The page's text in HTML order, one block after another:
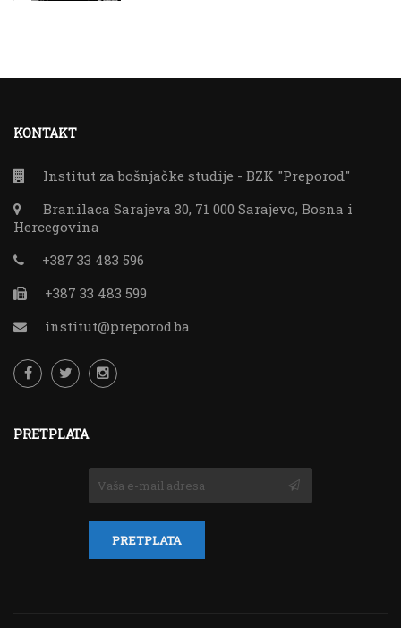
KONTAKT
Institut za bošnjačke studije - BZK "Preporod"
Branilaca Sarajeva 30, 71 000 Sarajevo, Bosna i
Hercegovina
+387 33 483 596
+387 33 483 599
institut@preporod.ba
PRETPLATA